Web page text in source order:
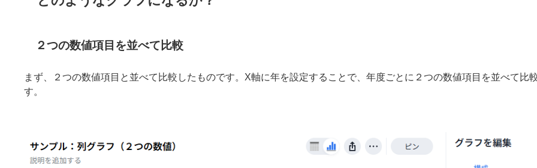
２つの数値項目を並べて比較
まず、２つの数値項目と並べて比較したものです。X軸に年を設定することで、年度ごとに２つの数値項目を並べて比
す。